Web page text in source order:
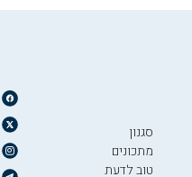
סגנון
מתכונים
טוב לדעת